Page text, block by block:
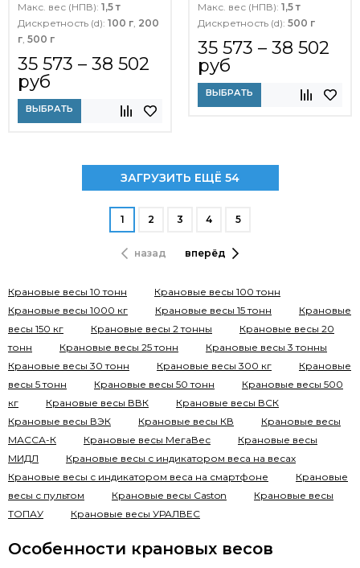
Макс. вес (НПВ): 1,5 т
Дискретность (d): 100 г, 200
г, 500 г
35 573 – 38 502
руб
ВЫБРАТЬ
Макс. вес (НПВ): 1,5 т
Дискретность (d): 500 г
35 573 – 38 502
руб
ВЫБРАТЬ
ЗАГРУЗИТЬ ЕЩЁ 54
назад
1 2 3 4 5
вперёд
Крановые весы 10 тонн
Крановые весы 100 тонн
Крановые весы 1000 кг
Крановые весы 15 тонн
Крановые
весы 150 кг
Крановые весы 2 тонны
Крановые весы 20
тонн
Крановые весы 25 тонн
Крановые весы 3 тонны
Крановые весы 30 тонн
Крановые весы 300 кг
Крановые
весы 5 тонн
Крановые весы 50 тонн
Крановые весы 500
кг
Крановые весы ВВК
Крановые весы ВСК
Крановые весы ВЭК
Крановые весы КВ
Крановые весы
МАССА-К
Крановые весы МегаВес
Крановые весы
МИДЛ
Крановые весы с индикатором веса на весах
Крановые весы с индикатором веса на смартфоне
Крановые
весы с пультом
Крановые весы Сaston
Крановые весы
ТОПАУ
Крановые весы УРАЛВЕС
Особенности крановых весов